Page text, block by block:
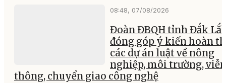
08:48, 07/08/2026
Đoàn ĐBQH tỉnh Đắk
đóng góp ý kiến hoàn
các dự án luật về nông
nghiệp, môi trường, viễn
thông, chuyển giao công nghệ